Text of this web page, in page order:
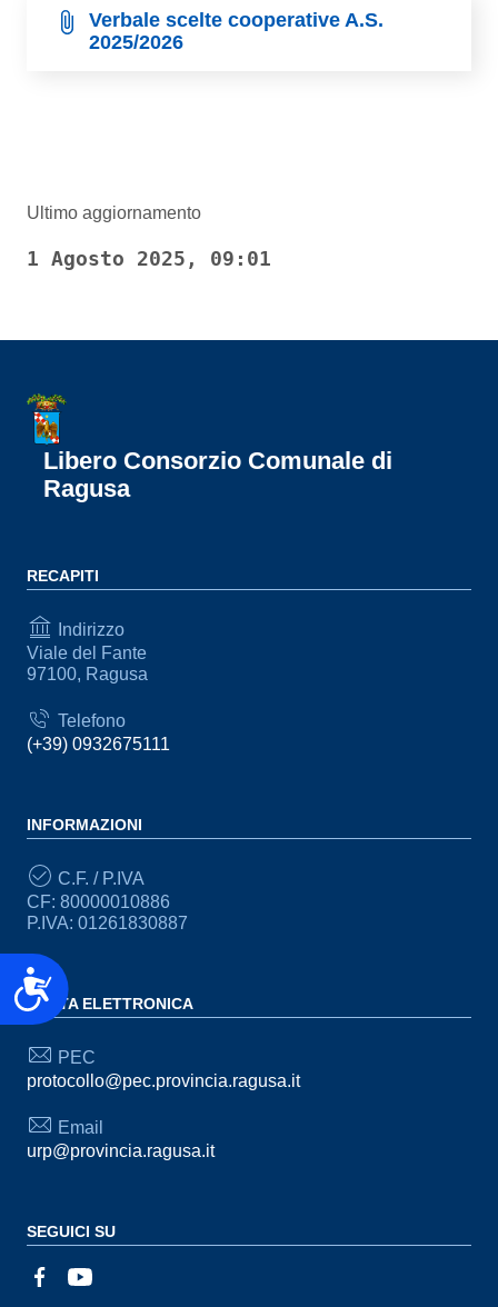
Accessibilità
Verbale scelte cooperative A.S.
2025/2026
Ultimo aggiornamento
1 Agosto 2025, 09:01
Libero Consorzio Comunale di
Ragusa
RECAPITI
Indirizzo
Viale del Fante
97100, Ragusa
Telefono
(+39) 0932675111
INFORMAZIONI
C.F. / P.IVA
CF: 80000010886
P.IVA: 01261830887
POSTA ELETTRONICA
PEC
protocollo@pec.provincia.ragusa.it
Email
urp@provincia.ragusa.it
SEGUICI SU